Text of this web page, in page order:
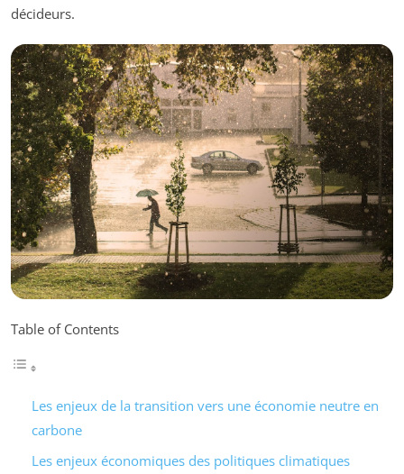
décideurs.
Table of Contents
Les enjeux de la transition vers une économie neutre en
carbone
Les enjeux économiques des politiques climatiques